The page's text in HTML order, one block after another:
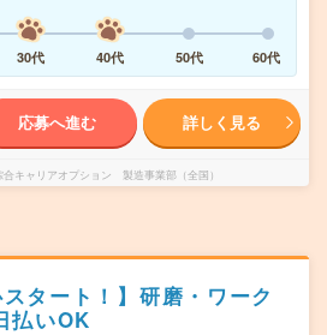
30代 40代 50代 60代
応募へ進む 詳しく見る
合キャリアオプション 製造事業部（全国）
スタート！】研磨・ワーク
払いOK